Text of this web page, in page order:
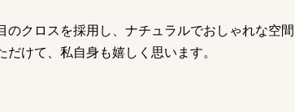
のクロスを採用し、ナチュラルでおしゃれな空間
だけて、私自身も嬉しく思います。